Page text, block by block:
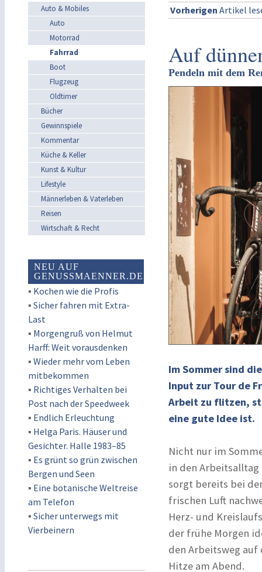
Auto & Mobiles
Auto
Motorrad
Fahrrad
Boot
Flugzeug
Oldtimer
Bücher
Gewinnspiele
Kommentar
Küche & Keller
Kunst & Kultur
Lifestyle
Männerleben & Vaterleben
Reisen
Wirtschaft & Recht
NEU AUF
GENUSSMAENNER.DE
▪ Kochen wie die Profis
▪ Sicher fahren mit Extra-
Last
▪ Morgengruß von Helmut
Harff: Weit vorausdenken
▪ Wieder mehr vom Leben
mitbekommen
▪ Richtiges Verhalten bei
Post nach der Speedweek
▪ Endlich Erleuchtung
▪ Helga Paris. Häuser und
Gesichter. Halle 1983–85
▪ Es grünt so grün zwischen
Bergen und Seen
▪ Eine botanische Weltreise
am Telefon
▪ Sicher unterwegs mit
Vierbeinern
Vorherigen Artikel
Auf
Pendeln mit dem
Im Sommer sind
Input zur Tour de
Arbeit zu flitzen,
eine gute Idee ist.
Nicht nur im
in den Arbeitsalltag
sorgt bereits bei
frischen Luft
Herz- und
der frühe Morgen
den Arbeitsweg
Hitze am Abend.